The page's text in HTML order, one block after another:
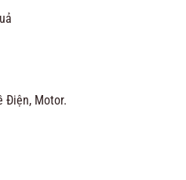
Điện, Motor.